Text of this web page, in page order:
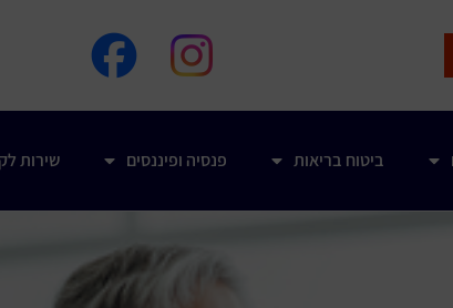
ביטוח בריאות פנסיה ופיננסים שירות